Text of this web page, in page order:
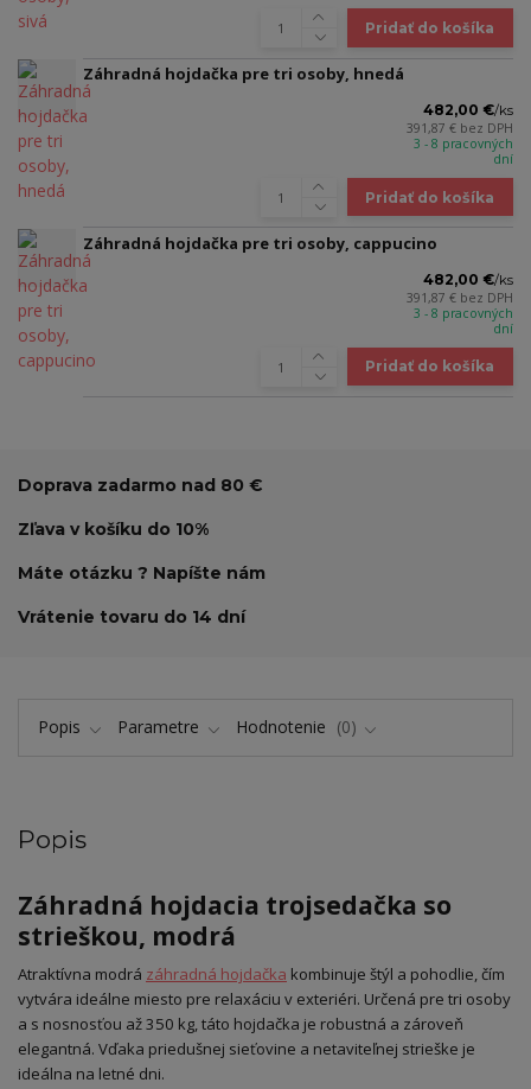
Pridať do košíka
Záhradná hojdačka pre tri osoby, hnedá
482,00 €/ks
391,87 € bez DPH
3 - 8 pracovných
dní
Pridať do košíka
Záhradná hojdačka pre tri osoby, cappucino
482,00 €/ks
391,87 € bez DPH
3 - 8 pracovných
dní
Pridať do košíka
Doprava zadarmo nad 80 €
Zľava v košíku do 10%
Máte otázku ? Napíšte nám
Vrátenie tovaru do 14 dní
Popis Parametre Hodnotenie 0
Popis
Záhradná hojdacia trojsedačka so
strieškou, modrá
Atraktívna modrá záhradná hojdačka kombinuje štýl a pohodlie, čím
vytvára ideálne miesto pre relaxáciu v exteriéri. Určená pre tri osoby
a s nosnosťou až 350 kg, táto hojdačka je robustná a zároveň
elegantná. Vďaka priedušnej sieťovine a netaviteľnej strieške je
ideálna na letné dni.